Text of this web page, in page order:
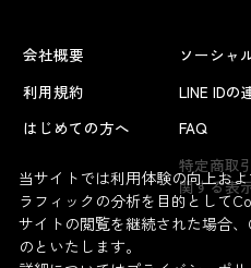
会社概要
利用規約
はじめての方へ
ソーシャ
LINE IDの
FAQ
特定商取
関する表
当サイトでは利用体験の向上お
ラフィックの分析を目的として
サイトの閲覧を継続された場合
のといたします。